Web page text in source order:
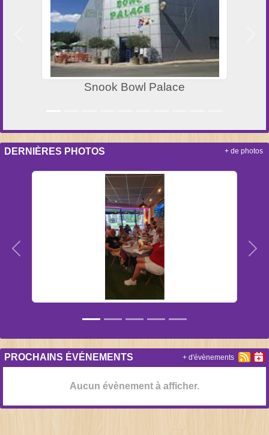
Snook Bowl Palace
Précedent
DERNIÈRES PHOTOS
Précedent
+ de photos
PROCHAINS ÉVÉNEMENTS
Aucun évènement à afficher.
+ d'évènements